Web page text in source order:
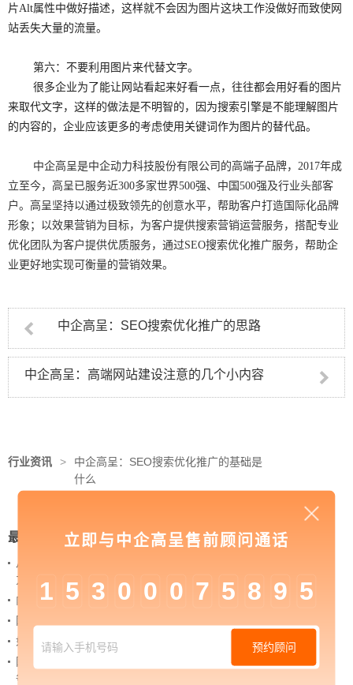
片Alt属性中做好描述，这样就不会因为图片这块工作没做好而致使网
站丢失大量的流量。
第六：不要利用图片来代替文字。
很多企业为了能让网站看起来好看一点，往往都会用好看的图片
来取代文字，这样的做法是不明智的，因为搜索引擎是不能理解图片
的内容的，企业应该更多的考虑使用关键词作为图片的替代品。
中企高呈是中企动力科技股份有限公司的高端子品牌，2017年成
立至今，高呈已服务近300多家世界500强、中国500强及行业头部客
户。高呈坚持以通过极致领先的创意水平，帮助客户打造国际化品牌
形象；以效果营销为目标，为客户提供搜索营销运营服务，搭配专业
优化团队为客户提供优质服务，通过SEO搜索优化推广服务，帮助企
业更好地实现可衡量的营销效果。
中企高呈：SEO搜索优化推广的思路
中企高呈：高端网站建设注意的几个小内容
行业资讯 >
中企高呈：SEO搜索优化推广的基础是
什么
最新新闻
从 “黑神话：悟空” 的成功，看企业网站如何撬动品牌
力量
内容管理：媒体资讯网站搭建的隐藏大BOSS
网站进化的终极形态，你了解吗？
如何借助设计服务打造超级品牌？
网站上线后，如何做好运营工作，让网站持续具备竞
争力？
立即与中企高呈售前顾问通话
1 5 3 0 0 0 7 5 8 9 5
预约顾问